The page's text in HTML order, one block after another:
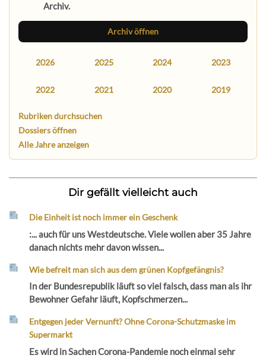
Archiv.
Archiv öffnen
2026 2025 2024 2023
2022 2021 2020 2019
Rubriken durchsuchen
Dossiers öffnen
Alle Jahre anzeigen
Dir gefällt vielleicht auch
Die Einheit ist noch immer ein Geschenk
:... auch für uns Westdeutsche. Viele wollen aber 35 Jahre
danach nichts mehr davon wissen...
Wie befreit man sich aus dem grünen Kopfgefängnis?
In der Bundesrepublik läuft so viel falsch, dass man als ihr
Bewohner Gefahr läuft, Kopfschmerzen...
Entgegen jeder Vernunft? Ohne Corona-Schutzmaske im
Supermarkt
Es wird in Sachen Corona-Pandemie noch einmal sehr